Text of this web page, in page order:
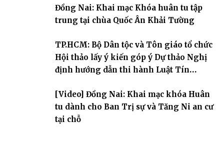
Đồng Nai: Khai mạc Khóa huân tu tập
trung tại chùa Quốc Ân Khải Tường
TP.HCM: Bộ Dân tộc và Tôn giáo tổ chức
Hội thảo lấy ý kiến góp ý Dự thảo Nghị
định hướng dẫn thi hành Luật Tín
[Video] Đồng Nai: Khai mạc khóa Huân
tu dành cho Ban Trị sự và Tăng Ni an cư
tại chỗ